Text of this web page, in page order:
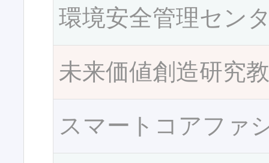
環境安全管理セン
未来価値創造研究
スマートコアファ